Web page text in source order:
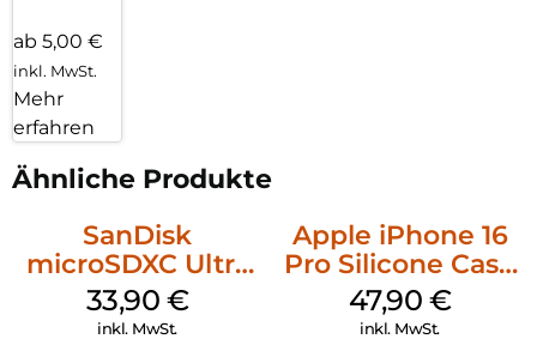
ab 5,00 €
inkl. MwSt.
Mehr
erfahren
Ähnliche Produkte
SanDisk
microSDXC Ultra
128 GB + Adapter
Mobile
33,90 €
inkl. MwSt.
Apple iPhone 16
Pro Silicone Case
MagSafe Denim
47,90 €
inkl. MwSt.